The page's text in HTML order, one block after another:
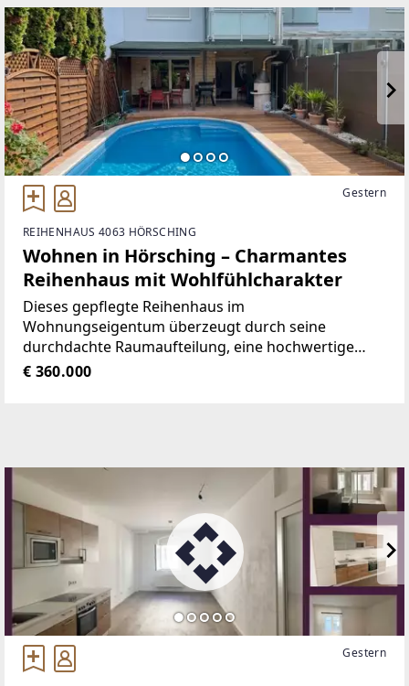
Gestern
REIHENHAUS 4063 HÖRSCHING
Wohnen in Hörsching – Charmantes
Reihenhaus mit Wohlfühlcharakter
Dieses gepflegte Reihenhaus im
Wohnungseigentum überzeugt durch seine
durchdachte Raumaufteilung, eine hochwertige
Ausstattung und einen außergewöhnlich schön
€ 360.000
Gestern